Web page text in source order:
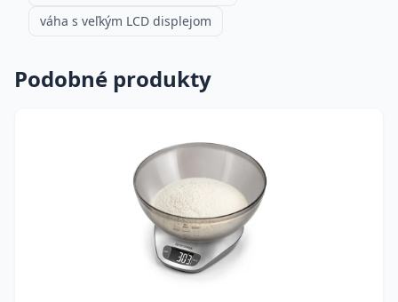
váha s veľkým LCD displejom
Podobné produkty